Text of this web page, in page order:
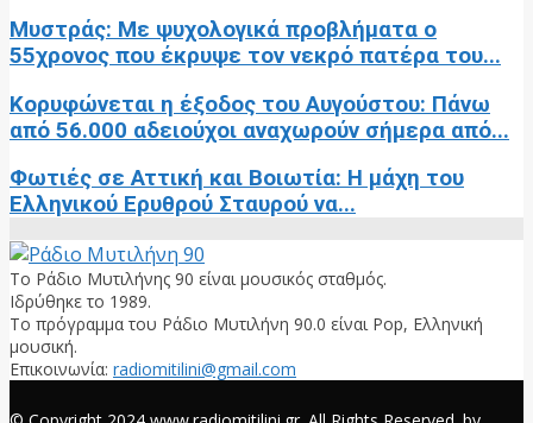
Μυστράς: Με ψυχολογικά προβλήματα ο
55χρονος που έκρυψε τον νεκρό πατέρα του...
Κορυφώνεται η έξοδος του Αυγούστου: Πάνω
από 56.000 αδειούχοι αναχωρούν σήμερα από...
Φωτιές σε Αττική και Βοιωτία: Η μάχη του
Ελληνικού Ερυθρού Σταυρού να...
Το Ράδιο Μυτιλήνης 90 είναι μουσικός σταθμός.
Ιδρύθηκε το 1989.
Το πρόγραμμα του Ράδιο Μυτιλήνη 90.0 είναι Pop, Ελληνική
μουσική.
Επικοινωνία: radiomitilini@gmail.com